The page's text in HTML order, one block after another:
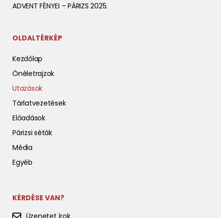
ADVENT FÉNYEI – PÁRIZS 2025.
OLDALTÉRKÉP
Kezdőlap
Önéletrajzok
Utazások
Tárlatvezetések
Előadások
Párizsi séták
Média
Egyéb
KÉRDÉSE VAN?
Üzenetet írok